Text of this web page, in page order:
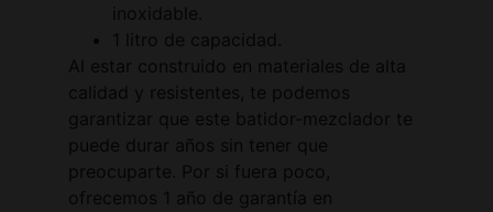
inoxidable.
1 litro de capacidad.
Al estar construido en materiales de alta
calidad y resistentes, te podemos
garantizar que este batidor-mezclador te
puede durar años sin tener que
preocuparte. Por si fuera poco,
ofrecemos 1 año de garantía en